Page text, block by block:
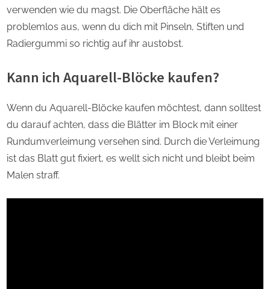
verwenden wie du magst. Die Oberfläche hält es
problemlos aus, wenn du dich mit Pinseln, Stiften und
Radiergummi so richtig auf ihr austobst.
Kann ich Aquarell-Blöcke kaufen?
Wenn du Aquarell-Blöcke kaufen möchtest, dann solltest
du darauf achten, dass die Blätter im Block mit einer
Rundumverleimung versehen sind. Durch die Verleimung
ist das Blatt gut fixiert, es wellt sich nicht und bleibt beim
Malen straff.